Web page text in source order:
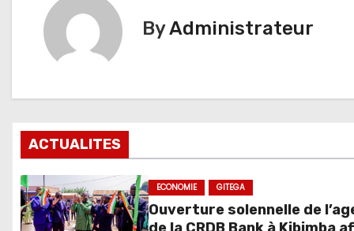
ByAdministrateur
ACTUALITES
ECONOMIE GITEGA
Ouverture solennelle de